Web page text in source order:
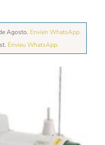
Agosto. Envien WhatsApp.
Envieu WhatsApp.